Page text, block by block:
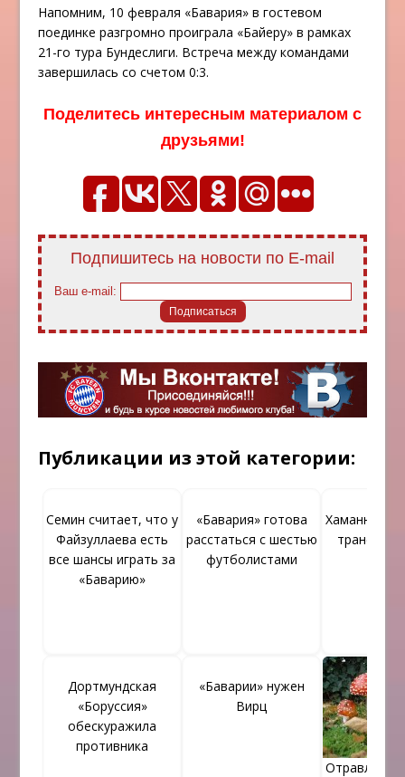
Напомним, 10 февраля «Бавария» в гостевом
поединке разгромно проиграла «Байеру» в рамках
21-го тура Бундеслиги. Встреча между командами
завершилась со счетом 0:3.
Поделитесь интересным материалом с
друзьями!
Подпишитесь на новости по E-mail
Ваш e-mail:
Публикации из этой категории:
Семин считает, что у
Файзуллаева есть
все шансы играть за
«Баварию»
«Бавария» готова
расстаться с шестью
футболистами
Хаманн
Дортмундская
«Боруссия»
обескуражила
противника
«Баварии» нужен
Вирц
Отравление